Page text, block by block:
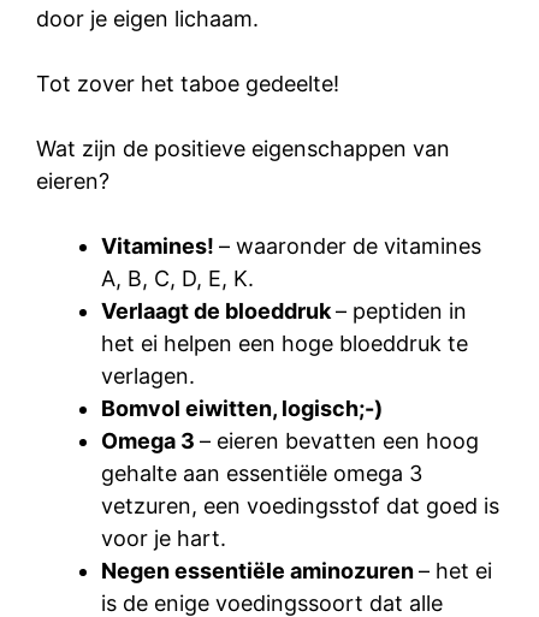
door je eigen lichaam.
Tot zover het taboe gedeelte!
Wat zijn de positieve eigenschappen van
eieren?
Vitamines! – waaronder de vitamines
A, B, C, D, E, K.
Verlaagt de bloeddruk– peptiden in
het ei helpen een hoge bloeddruk te
verlagen.
Bomvol eiwitten, logisch;-)
Omega 3 – eieren bevatten een hoog
gehalte aan essentiële omega 3
vetzuren, een voedingsstof dat goed is
voor je hart.
Negen essentiële aminozuren– het ei
is de enige voedingssoort dat alle